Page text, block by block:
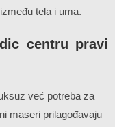
tela i uma.
centru pravi
već potreba za
maseri prilagođavaju